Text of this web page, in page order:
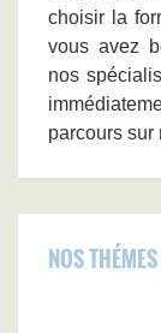
choisir la
vous avez
nos
parcours sur
NOS THÉMES